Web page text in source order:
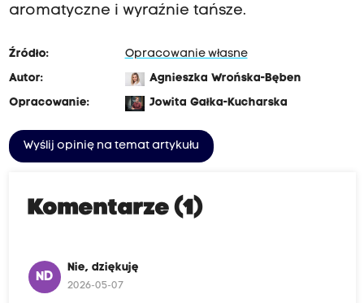
aromatyczne i wyraźnie tańsze.
Źródło:
Opracowanie własne
Autor:
Agnieszka Wrońska-Bęben
Opracowanie:
Jowita Gałka-Kucharska
Wyślij opinię na temat artykułu
Komentarze (1)
ND
Nie, dziękuję
2026-05-07